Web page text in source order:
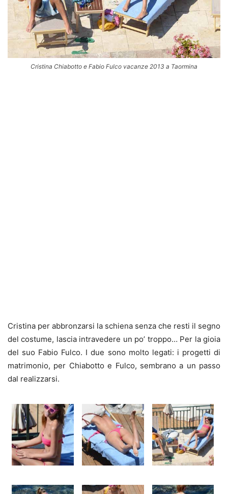
Cristina Chiabotto e Fabio Fulco vacanze 2013 a Taormina
Cristina per abbronzarsi la schiena senza che resti il segno
del costume, lascia intravedere un po’ troppo… Per la gioia
del suo Fabio Fulco. I due sono molto legati: i progetti di
matrimonio, per Chiabotto e Fulco, sembrano a un passo
dal realizzarsi.